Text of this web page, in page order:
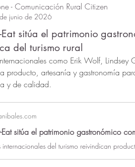
- Comunicación Rural Citizen
junio de 2026
Eat sitúa el patrimonio
del turismo rural
como Erik Wolf,
producto, artesanía y gastronomía
y de calidad.